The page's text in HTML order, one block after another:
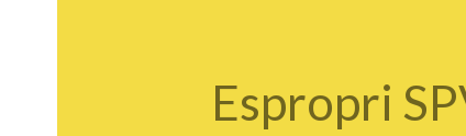
Espropri